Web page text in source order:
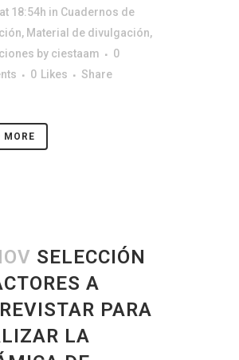
18:54h in Cuadernos de
, Material de divulgación,
by ciestaam
0
0 Likes Share
MORE
SELECCIÓN
A
PARA
LA